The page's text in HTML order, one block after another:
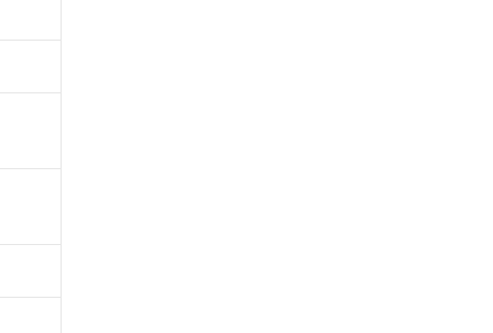
了承ください。
き作成されるも
をご了承くださ
御機器販売店・
ようお願いしま
にご登録され
社の共同利用者
とをご了承くだ
1000ppm以下、
) : 1000ppm、
要な手段を講じ
これらの製造装
通知します。
、取り引きをい
ムロン制御